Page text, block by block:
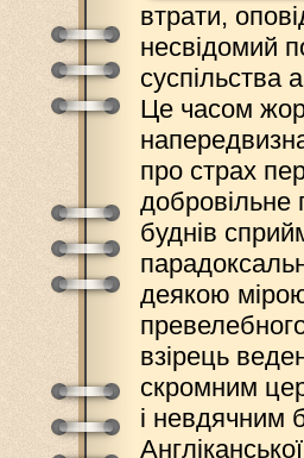
втрати,
несвідомий
суспільства
Це часом
про страх
добровільне
буднів
деякою
взірець
скромним
і невдячним